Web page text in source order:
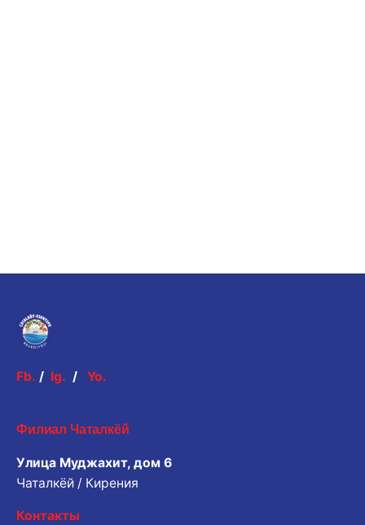
Fb. / Ig. / Yo.
Филиал Чаталкёй
Улица Муджахит, дом 6
Чаталкёй / Кирения
Контакты